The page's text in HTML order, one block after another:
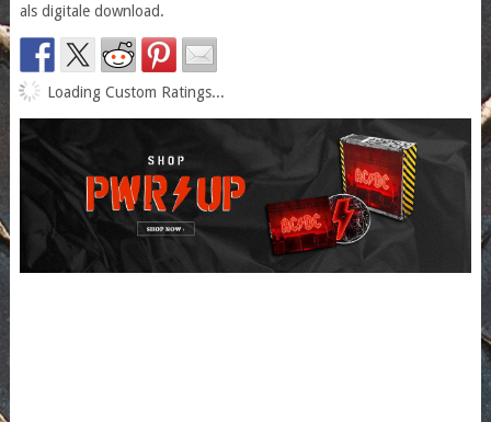
als digitale download.
Loading Custom Ratings...